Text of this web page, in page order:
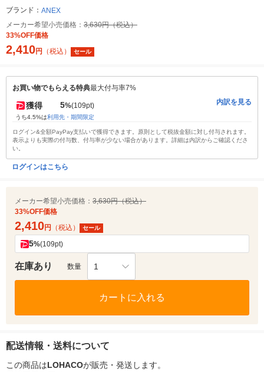
ブランド： ANEX
メーカー希望小売価格： 3,630円（税込）
33%OFF価格
2,410円 （税込） セール
お買い物でもらえる特典最大付与率7%
獲得 5%(109pt)
うち4.5%は利用先・期間限定
内訳を見る
ログイン&全額PayPay支払いで獲得できます。原則として税抜金額に対し付与されます。
表示よりも実際の付与数、付与率が少ない場合があります。詳細は内訳からご確認くださ
い。
ログインはこちら
メーカー希望小売価格： 3,630円（税込）
33%OFF価格
2,410円 （税込） セール
5%(109pt)
在庫あり 数量 1
カートに入れる
配送情報・送料について
この商品はLOHACOが販売・発送します。